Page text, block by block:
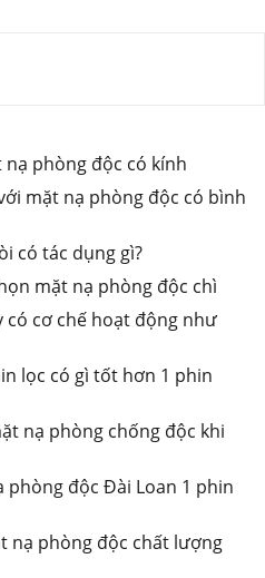
phòng độc có kính
mặt nạ phòng độc có bình
có tác dụng gì?
mặt nạ phòng độc chì
có cơ chế hoạt động như
lọc có gì tốt hơn 1 phin
nạ phòng chống độc khi
phòng độc Đài Loan 1 phin
nạ phòng độc chất lượng